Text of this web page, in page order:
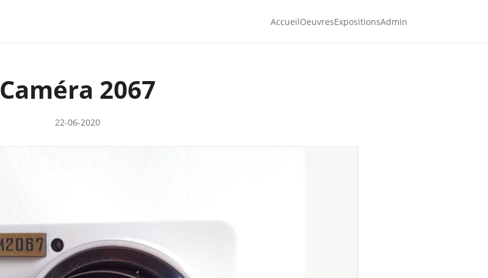
AccueilOeuvresExpositionsAdmin
Caméra 2067
22-06-2020